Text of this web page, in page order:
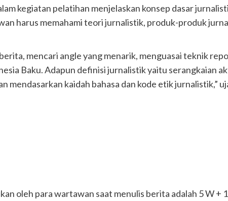
kegiatan pelatihan menjelaskan konsep dasar
harus memahami teori jurnalistik, produk-produk
mencari angle yang menarik, menguasai teknik
Baku. Adapun definisi jurnalistik yaitu serangkaian
mendasarkan kaidah bahasa dan kode etik jurnalistik,”
oleh para wartawan saat menulis berita adalah 5 W +